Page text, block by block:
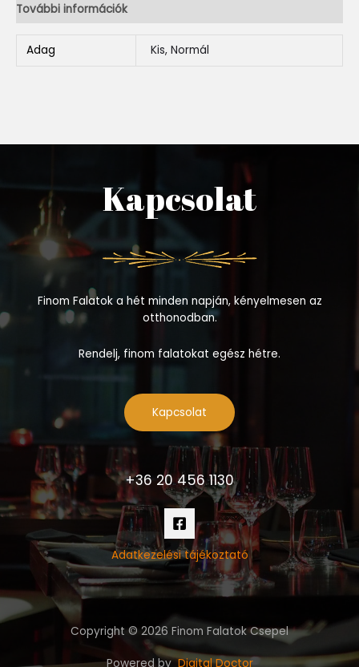
További információk
Adag Kis, Normál
Kapcsolat
Finom Falatok a hét minden napján, kényelmesen az
otthonodban.
Rendelj, finom falatokat egész hétre.
Kapcsolat
+36 20 456 1130
Adatkezelési tájékoztató
Copyright © 2026 Finom Falatok Csepel
Powered byDigital Doctor